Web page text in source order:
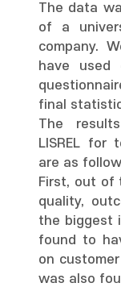
The data
of a
company.
have used
final
The
LISREL for
are as
First, out of
quality,
the biggest
found to
on
was also